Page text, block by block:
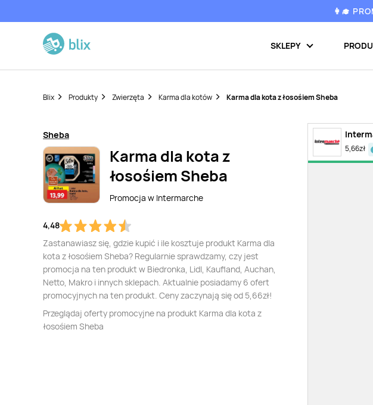
👩‍🎓
SKLEPY
Blix Produkty Zwierzęta Karma dla kotów Karma dla kota z łosośiem Sheba
Sheba
Karma dla kota z
łosośiem Sheba
Promocja w Intermarche
4,48
Zastanawiasz się, gdzie kupić i ile kosztuje produkt Karma dla
kota z łosośiem Sheba? Regularnie sprawdzamy, czy jest
promocja na ten produkt w Biedronka, Lidl, Kaufland, Auchan,
Netto, Makro i innych sklepach. Aktualnie posiadamy 6 ofert
promocyjnych na ten produkt. Ceny zaczynają się od 5,66zł!
Przeglądaj oferty promocyjne na produkt Karma dla kota z
łosośiem Sheba
5,66zł